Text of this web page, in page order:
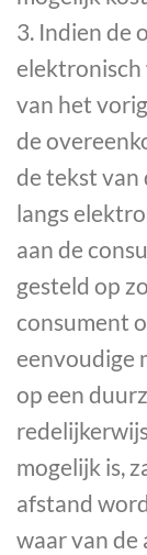
3. Indien de
elektronisch
van het
de
de tekst van
langs
aan de
gesteld op
consument
eenvoudige
op een
mogelijk is,
afstand
waar van de